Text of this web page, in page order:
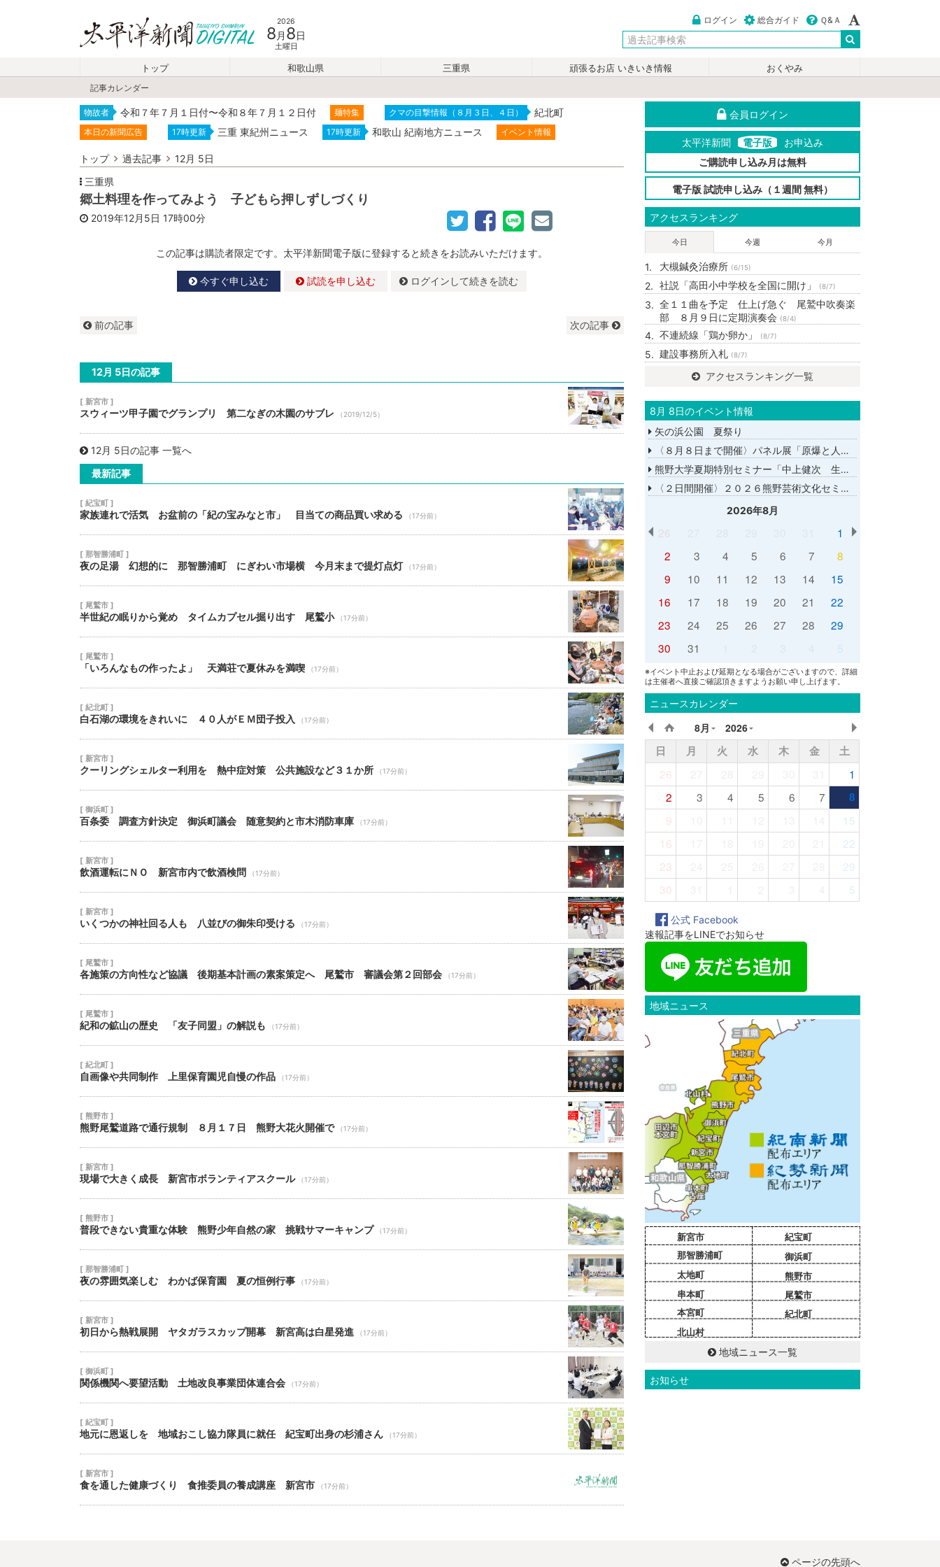
2026
8 月 8日
土曜日
ログイン 総合ガイド Ｑ&Ａ
トップ 和歌山県 三重県 頑張るお店 いきいき情報
おくやみ
記事カレンダー
物故者 令和７年７月１日付〜令和８年７月１２日付 麺特集 クマの目撃情報（８月３日、４日） 紀北町
本日の新聞広告 17時更新 三重 東紀州ニュース 17時更新 和歌山 紀南地方ニュース イベント情報
トップ 過去記事
12月 5日
三重県
郷土料理を作ってみよう 子どもら押しずしづくり
2019年12月5日 17時00分
この記事は購読者限定です。太平洋新聞電子版に登録すると続きをお読みいただけます。
今すぐ申し込む 試読を申し込む ログインして続きを読む
前の記事 次の記事
12月 5日の記事
[ 新宮市 ]
スウィーツ甲子園でグランプリ 第二なぎの木園のサブレ （2019/12/5）
12月 5日の記事 一覧へ
最新記事
[ 紀宝町 ]
家族連れで活気 お盆前の「紀の宝みなと市」 目当ての商品買い求める （17分前）
[ 那智勝浦町 ]
夜の足湯 幻想的に 那智勝浦町 にぎわい市場横 今月末まで提灯点灯 （17分前）
[ 尾鷲市 ]
半世紀の眠りから覚め タイムカプセル掘り出す 尾鷲小 （17分前）
[ 尾鷲市 ]
「いろんなもの作ったよ」 天満荘で夏休みを満喫 （17分前）
[ 紀北町 ]
白石湖の環境をきれいに ４０人がＥＭ団子投入 （17分前）
[ 新宮市 ]
クーリングシェルター利用を 熱中症対策 公共施設など３１か所 （17分前）
[ 御浜町 ]
百条委 調査方針決定 御浜町議会 随意契約と市木消防車庫 （17分前）
[ 新宮市 ]
飲酒運転にＮＯ 新宮市内で飲酒検問 （17分前）
[ 新宮市 ]
いくつかの神社回る人も 八並びの御朱印受ける （17分前）
[ 尾鷲市 ]
各施策の方向性など協議 後期基本計画の素案策定へ 尾鷲市 審議会第２回部会 （17分前）
[ 尾鷲市 ]
紀和の鉱山の歴史 「友子同盟」の解説も （17分前）
[ 紀北町 ]
自画像や共同制作 上里保育園児自慢の作品 （17分前）
[ 熊野市 ]
熊野尾鷲道路で通行規制 ８月１７日 熊野大花火開催で （17分前）
[ 新宮市 ]
現場で大きく成長 新宮市ボランティアスクール （17分前）
[ 熊野市 ]
普段できない貴重な体験 熊野少年自然の家 挑戦サマーキャンプ （17分前）
[ 那智勝浦町 ]
夜の雰囲気楽しむ わかば保育園 夏の恒例行事 （17分前）
[ 新宮市 ]
初日から熱戦展開 ヤタガラスカップ開幕 新宮高は白星発進 （17分前）
[ 御浜町 ]
関係機関へ要望活動 土地改良事業団体連合会 （17分前）
[ 紀宝町 ]
地元に恩返しを 地域おこし協力隊員に就任 紀宝町出身の杉浦さん （17分前）
[ 新宮市 ]
食を通した健康づくり 食推委員の養成講座 新宮市 （17分前）
会員ログイン
太平洋新聞 電子版
お申込み
ご購読申し込み月は無料
電子版 試読申し込み（１週間 無料）
アクセスランキング
今日 今週 今月
大槻鍼灸治療所 (6/15)
社説「高田小中学校を全国に開け」 (8/7)
全１１曲を予定 仕上げ急ぐ 尾鷲中吹奏楽
部 ８月９日に定期演奏会 (8/4)
不連続線「鶏か卵か」 (8/7)
建設事務所入札 (8/7)
アクセスランキング一覧
8月 8日のイベント情報
矢の浜公園 夏祭り
〈８月８日まで開催〉パネル展「原爆と人間展」
熊野大学夏期特別セミナー「中上健次 生誕８０年－時代へのまなざし－」
〈２日間開催〉２０２６熊野芸術文化セミナー
2026年8月
26
1
2
3 4 5 6 7
8
9
10 11 12 13 14
15
16
17 18 19 20 21
22
23
24 25 26 27 28
29
30
31 5
※イベント中止および延期となる場合がございますので、詳細
は主催者へ直接ご確認頂きますようお願い申し上げます。
ニュースカレンダー
8月 2026
日 月 火 水 木 金
土
26
1
2
3 4 5 6 7
8
9
15
16
22
23
29
30
5
公式 Facebook
速報記事をLINEでお知らせ
地域ニュース
新宮市
那智勝浦町
太地町
串本町
本宮町
北山村
紀宝町
御浜町
熊野市
尾鷲市
紀北町
地域ニュース一覧
お知らせ
ページの先頭へ